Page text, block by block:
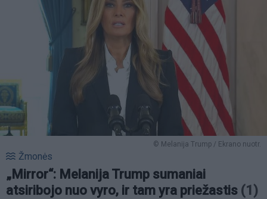
© Melanija Trump / Ekrano nuotr.
Žmonės
„Mirror“: Melanija Trump sumaniai
atsiribojo nuo vyro, ir tam yra priežastis (1)